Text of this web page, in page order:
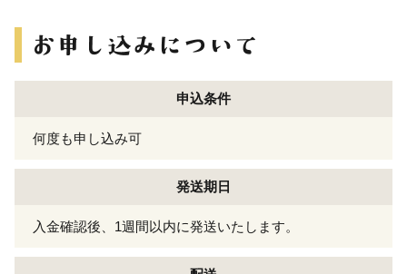
申込条件
何度も申し込み可
発送期日
入金確認後、1週間以内に発送いたします。